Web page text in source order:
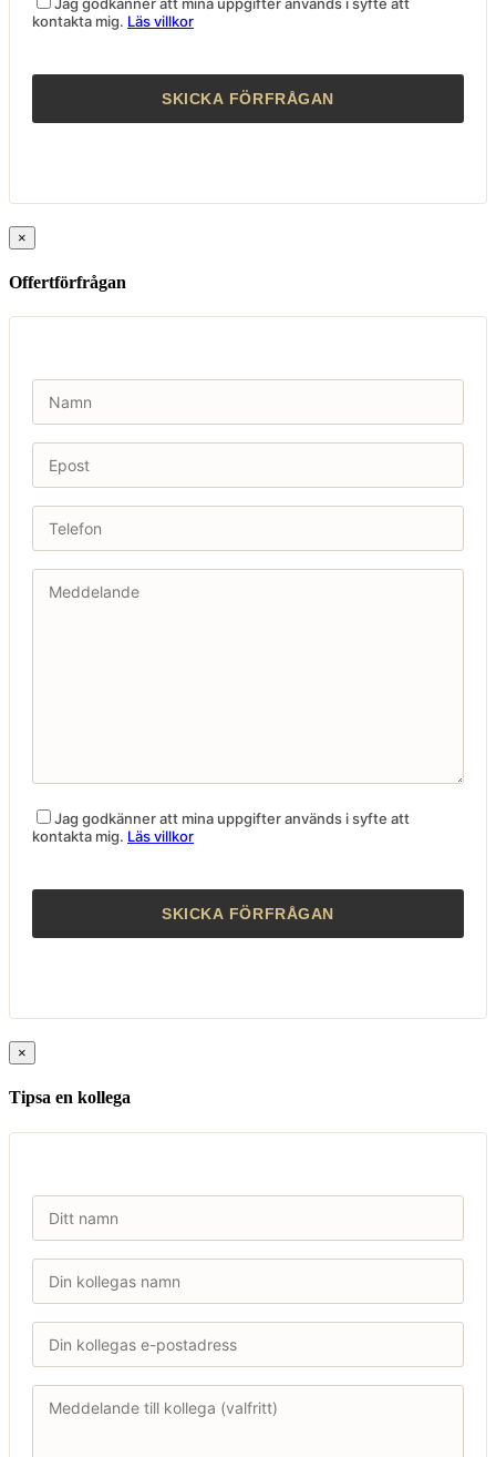
kontakta mig. Läs villkor
×
Offertförfrågan
Jag godkänner att mina uppgifter används i syfte att
kontakta mig. Läs villkor
×
Tipsa en kollega